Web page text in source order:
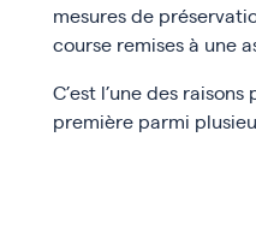
mesures de
course remises à une
C’est l’une des
première parmi